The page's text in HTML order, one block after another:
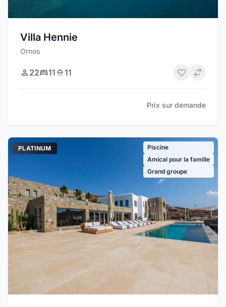
Villa Hennie
Ornos
22 11 11
Prix sur demande
PLATINUM
Piscine
Amical pour la famille
Grand groupe